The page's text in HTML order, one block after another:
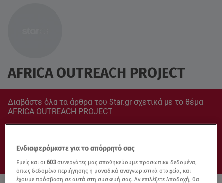
AFRICA OUTREACH PROJECT
Διαβάστε όλα τα άρθρα του Star.gr σχετικά με το θέμα
AFRICA OUTREACH PROJECT
Ενδιαφερόμαστε για το απόρρητό σας
Εμείς και οι603 συνεργάτες μας αποθηκεύουμε προσωπικά δεδομένα,
όπως δεδομένα περιήγησης ή μοναδικά αναγνωριστικά στοιχεία, και
έχουμε πρόσβαση σε αυτά στη συσκευή σας. Αν επιλέξετε Αποδοχή, θα